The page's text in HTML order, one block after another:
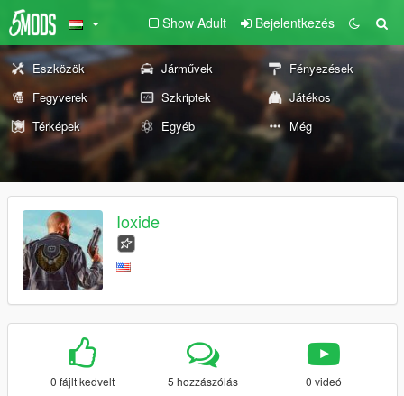
Show Adult Bejelentkezés
Eszközök Járművek
Fényezések
Fegyverek
Szkriptek
Játékos
Térképek
Egyéb Még
Ioxide
0 fájlt kedvelt 5 hozzászólás 0 videó